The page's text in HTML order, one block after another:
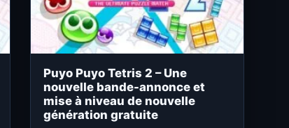
Puyo Puyo Tetris 2 – Une
nouvelle bande-annonce et
mise à niveau de nouvelle
génération gratuite